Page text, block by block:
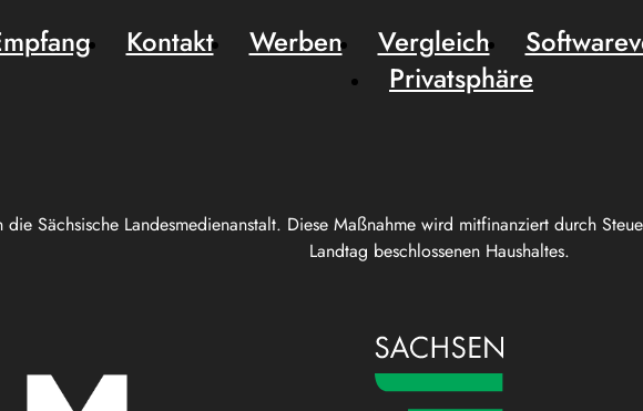
Sächsische Landesmedienanstalt. Diese Maßnahme wird mitfinanziert durch
Landtag beschlossenen Haushaltes.
Kontakt Werben Vergleich
Privatsphäre